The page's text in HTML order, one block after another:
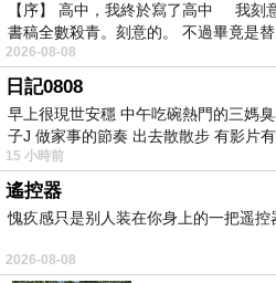
一個念頭，人從竹林路往返國中路
還是老地方讓人安心。
【序】 高中，我終於寫了高中 我刻
書稿全數殺青。刻意的。 不過畢竟是
2026-08-08
日記0808
早上很現世安穩 中午吃碗熱門的三媽
子J 做家事的節奏 出去散散步 有影片
15 小時前
遙控器
愧疚感只是别人装在你身上的一把遥控
2026-08-08